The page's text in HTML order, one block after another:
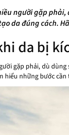
người gặp
da đúng cách.
da bị
gặp phải, dù
hiểu những bước